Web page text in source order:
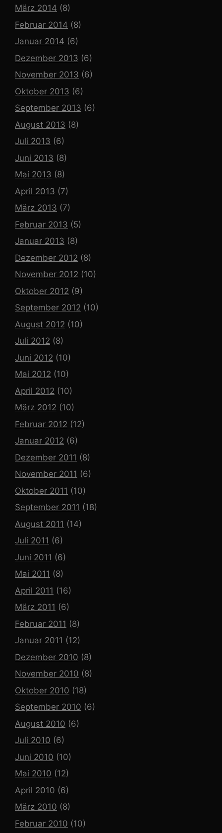
März 2014 (8)
Februar 2014 (8)
Januar 2014 (6)
Dezember 2013 (6)
November 2013 (6)
Oktober 2013 (6)
September 2013 (6)
August 2013 (8)
Juli 2013 (6)
Juni 2013 (8)
Mai 2013 (8)
April 2013 (7)
März 2013 (7)
Februar 2013 (5)
Januar 2013 (8)
Dezember 2012 (8)
November 2012 (10)
Oktober 2012 (9)
September 2012 (10)
August 2012 (10)
Juli 2012 (8)
Juni 2012 (10)
Mai 2012 (10)
April 2012 (10)
März 2012 (10)
Februar 2012 (12)
Januar 2012 (6)
Dezember 2011 (8)
November 2011 (6)
Oktober 2011 (10)
September 2011 (18)
August 2011 (14)
Juli 2011 (6)
Juni 2011 (6)
Mai 2011 (8)
April 2011 (16)
März 2011 (6)
Februar 2011 (8)
Januar 2011 (12)
Dezember 2010 (8)
November 2010 (8)
Oktober 2010 (18)
September 2010 (6)
August 2010 (6)
Juli 2010 (6)
Juni 2010 (10)
Mai 2010 (12)
April 2010 (6)
März 2010 (8)
Februar 2010 (10)